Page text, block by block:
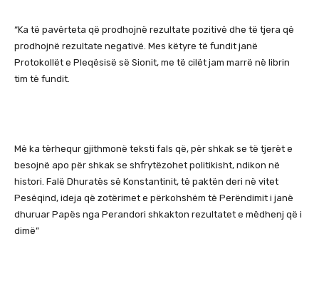
“Ka të pavërteta që prodhojnë rezultate pozitivë dhe të tjera që
prodhojnë rezultate negativë. Mes këtyre të fundit janë
Protokollët e Pleqësisë së Sionit, me të cilët jam marrë në librin
tim të fundit.
Më ka tërhequr gjithmonë teksti fals që, për shkak se të tjerët e
besojnë apo për shkak se shfrytëzohet politikisht, ndikon në
histori. Falë Dhuratës së Konstantinit, të paktën deri në vitet
Pesëqind, ideja që zotërimet e përkohshëm të Perëndimit i janë
dhuruar Papës nga Perandori shkakton rezultatet e mëdhenj që i
dimë”